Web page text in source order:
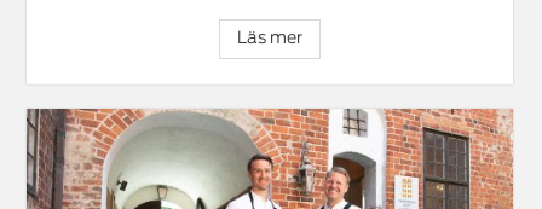
Läs mer